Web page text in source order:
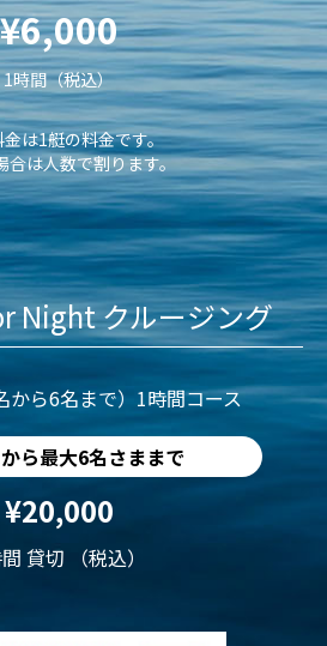
¥6,000
1時間（税込）
は1艇の料金です。
合は人数で割ります。
Night クルージング
から6名まで）1時間コース
ら最大6名さままで
¥20,000
貸切 （税込）